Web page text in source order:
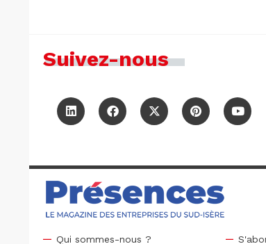
Suivez-nous
Qui sommes-nous ?